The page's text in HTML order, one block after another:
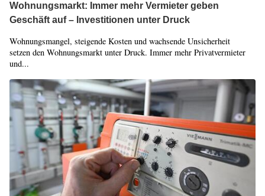
Wohnungsmarkt: Immer mehr Vermieter geben
Geschäft auf – Investitionen unter Druck
Wohnungsmangel, steigende Kosten und wachsende Unsicherheit
setzen den Wohnungsmarkt unter Druck. Immer mehr Privatvermieter
und...